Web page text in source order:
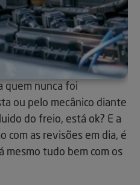
quem nunca foi
ou pelo mecânico diante
do freio, está ok? E a
com as revisões em dia, é
mesmo tudo bem com os